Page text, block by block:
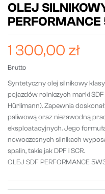
OLEJ
1 300,00 zł
Brutto
Syntetyczny olej silnikowy
pojazdów rolniczych marki
Hürlimann). Zapewnia
paliwową oraz niezawodną
eksploatacyjnych. Jego
nowoczesnych silnikach
spalin, takie jak DPF i SCR.
OLEJ SDF PERFORMANCE